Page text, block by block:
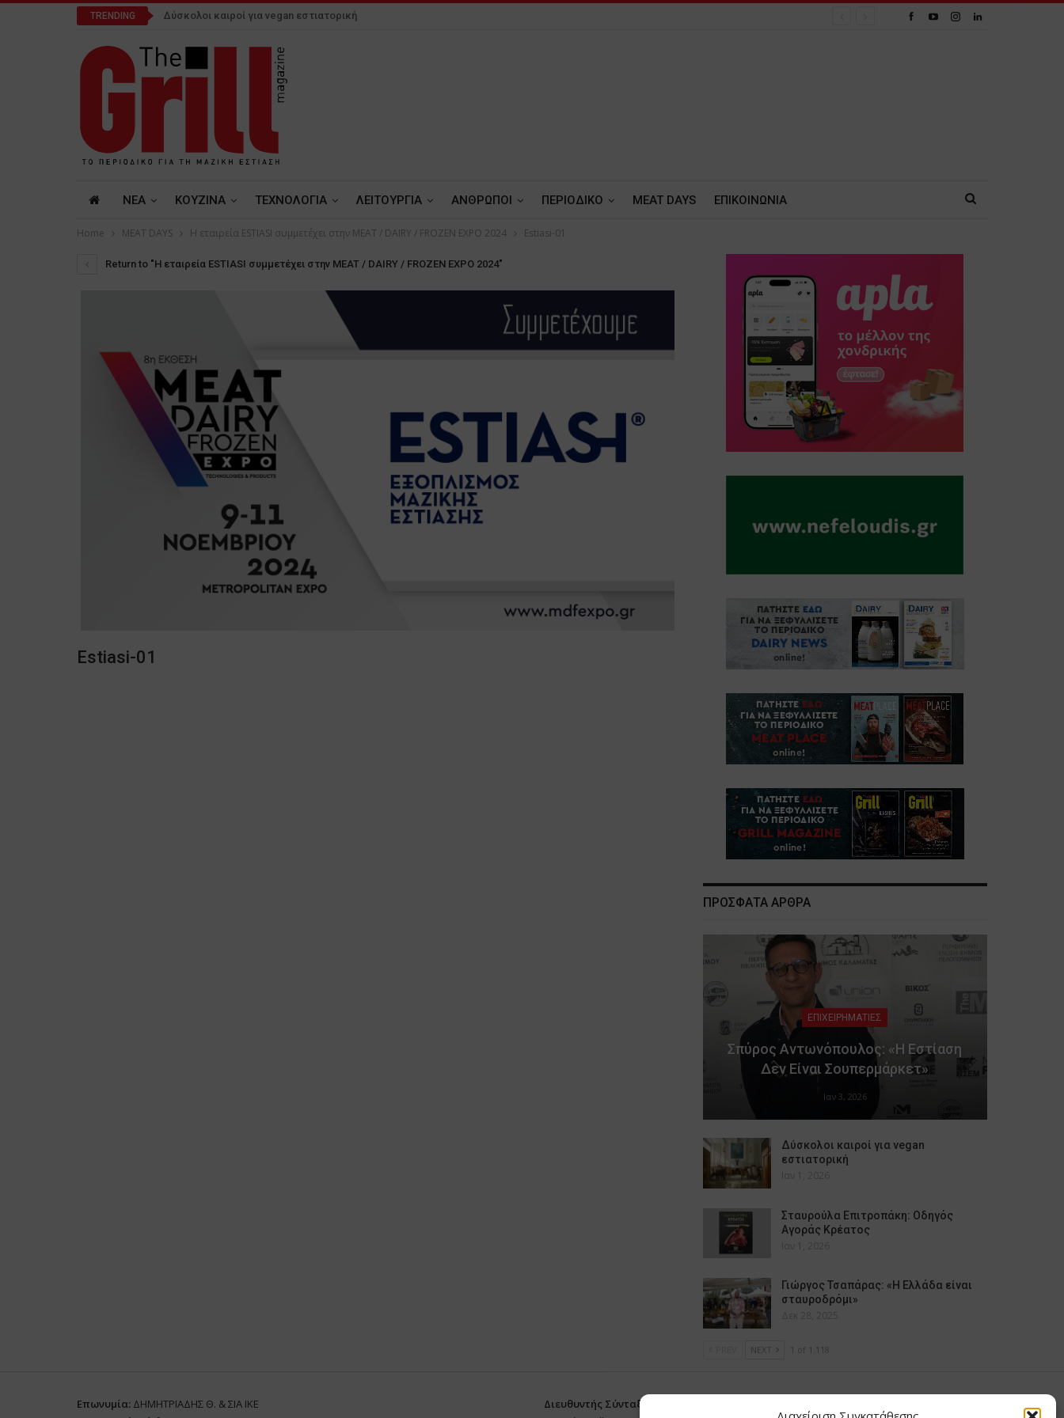
TRENDING Δύσκολοι καιροί για vegan εστιατορική
NEA ΚΟΥΖΙΝΑ ΤΕΧΝΟΛΟΓΙΑ ΛΕΙΤΟΥΡΓΙΑ ΑΝΘΡΩΠΟΙ ΠΕΡΙΟΔΙΚΟ MEAT DAYS ΕΠΙΚΟΙΝΩΝΙΑ
Home MEAT DAYS Η εταιρεία ESTIASI συμμετέχει στην MEAT / DAIRY / FROZEN EXPO 2024 Estiasi-01
Return to "Η εταιρεία ESTIASI συμμετέχει στην MEAT / DAIRY / FROZEN EXPO 2024"
Estiasi-01
ΠΡΟΣΦΑΤΑ ΑΡΘΡΑ
ΕΠΙΧΕΙΡΗΜΑΤΙΕΣ
Σπύρος Αντωνόπουλος: «Η Εστίαση
Δεν Είναι Σουπερμάρκετ»
Ιαν 3, 2026
Δύσκολοι καιροί για vegan
εστιατορική
Ιαν 1, 2026
Σταυρούλα Επιτροπάκη: Οδηγός
Αγοράς Κρέατος
Ιαν 1, 2026
Γιώργος Τσαπάρας: «Η Ελλάδα είναι
σταυροδρόμι»
Δεκ 28, 2025
NEXT 1 of 1.118
Επωνυμία: ΔΗΜΗΤΡΙΑΔΗΣ Θ. & ΣΙΑ ΙΚΕ
Διευθυντής Σύνταξης: